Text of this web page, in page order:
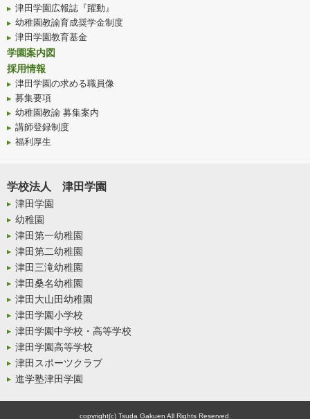
津田学園広報誌『躍動』
幼稚園教諭育成奨学金制度
津田学園教育基金
学園案内図
採用情報
津田学園の求める職員像
募集要項
幼稚園教諭 募集案内
講師登録制度
福利厚生
学校法人 津田学園
津田学園
幼稚園
津田第一幼稚園
津田第二幼稚園
津田三滝幼稚園
津田桑名幼稚園
津田大山田幼稚園
津田学園小学校
津田学園中学校・高等学校
津田学園高等学校
津田スポーツクラブ
進学塾津田学園
copyright(c) Tsuda Gakuen All Rights Reserved.